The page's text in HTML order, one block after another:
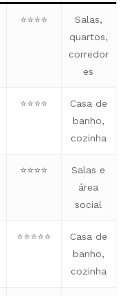
⭐⭐⭐⭐
Salas,
quartos,
corredor
es
⭐⭐⭐⭐
Casa de
banho,
cozinha
⭐⭐⭐⭐
Salas e
área
social
⭐⭐⭐⭐⭐
Casa de
banho,
cozinha